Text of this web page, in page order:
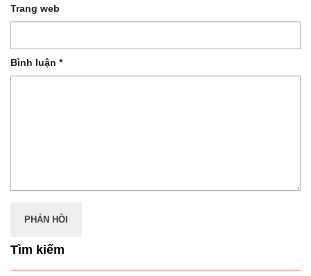
Trang web
Bình luận *
Tìm kiếm